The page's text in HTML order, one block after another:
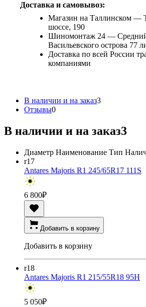
Доставка и самовывоз:
Магазин на Таллинском —
шоссе, 190
Шиномонтаж 24 — Средний
Васильевского острова 77
Доставка по всей России
компаниями
В наличии и на заказ3
Отзывы0
В наличии и на заказ3
Диаметр Наименование Тип
r17
Antares Majoris R1 245/65R17 111S
6 800₽
Добавить в корзину
Добавить в корзину
r18
Antares Majoris R1 215/55R18 95H
5 050₽